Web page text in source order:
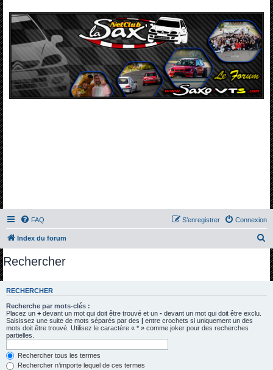
FAQ Connexion
S’enregistrer
Index du forum
e
Rechercher
RECHERCHER
Recherche par mots-clés :
Placez un + devant un mot qui doit être trouvé et un - devant un mot qui doit être exclu.
Saisissez une suite de mots séparés par des | entre crochets si uniquement un des
mots doit être trouvé. Utilisez le caractère « * » comme joker pour des recherches
partielles.
Rechercher tous les termes
Rechercher n’importe lequel de ces termes